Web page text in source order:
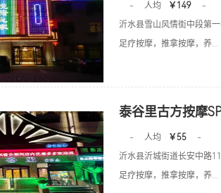
- 人均 ￥149
-
沂水县雪山风情街中段第
足疗按摩，推拿按摩，养...
泰谷里古方按摩
- 人均 ￥55
-
沂水县沂城街道长安中路
足疗按摩，推拿按摩，养...